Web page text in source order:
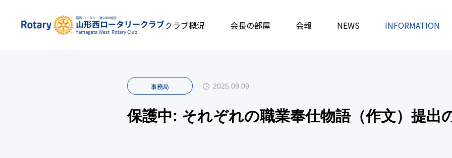
私たちについて クラブ概況 会長の部屋 会報 NEWS INFORMATION
INFOMATION 事務局 保護中: それぞれの職業奉仕物語（作文）提出のお願い
事務局 2025.09.09
保護中: それぞれの職業奉仕物語（作文）提出